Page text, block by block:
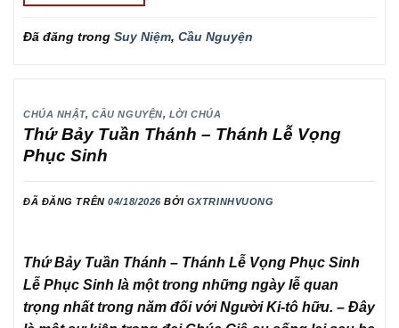
Đã đăng trong Suy Niệm, Cầu Nguyện
CHÚA NHẬT,CẦU NGUYỆN, LỜI CHÚA
Thứ Bảy Tuần Thánh – Thánh Lễ Vọng
Phục Sinh
ĐÃ ĐĂNG TRÊN04/18/2026 BỞI GXTRINHVUONG
Thứ Bảy Tuần Thánh – Thánh Lễ Vọng Phục Sinh
Lễ Phục Sinh là một trong những ngày lễ quan
trọng nhất trong năm đối với Người Ki-tô hữu. – Đây